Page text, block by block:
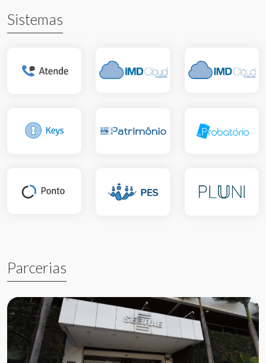
Sistemas
Parcerias